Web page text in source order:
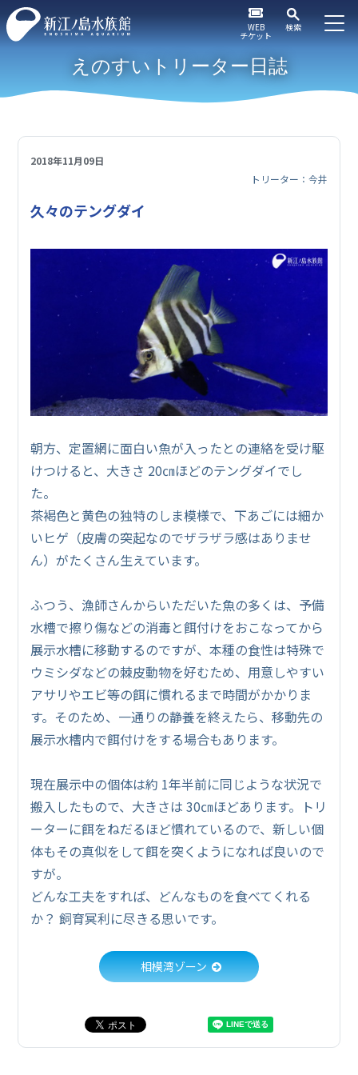
WEB
チケット
検索
えのすいトリーター日誌
2018年11月09日
トリーター：今井
久々のテングダイ
朝方、定置網に面白い魚が入ったとの連絡を受け駆
けつけると、大きさ 20㎝ほどのテングダイでし
た。
茶褐色と黄色の独特のしま模様で、下あごには細か
いヒゲ（皮膚の突起なのでザラザラ感はありませ
ん）がたくさん生えています。
ふつう、漁師さんからいただいた魚の多くは、予備
水槽で擦り傷などの消毒と餌付けをおこなってから
展示水槽に移動するのですが、本種の食性は特殊で
ウミシダなどの棘皮動物を好むため、用意しやすい
アサリやエビ等の餌に慣れるまで時間がかかりま
す。そのため、一通りの静養を終えたら、移動先の
展示水槽内で餌付けをする場合もあります。
現在展示中の個体は約 1年半前に同じような状況で
搬入したもので、大きさは 30㎝ほどあります。トリ
ーターに餌をねだるほど慣れているので、新しい個
体もその真似をして餌を突くようになれば良いので
すが。
どんな工夫をすれば、どんなものを食べてくれる
か？ 飼育冥利に尽きる思いです。
相模湾ゾーン